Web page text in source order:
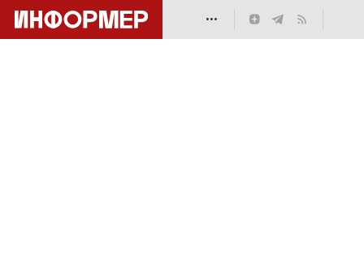
•••